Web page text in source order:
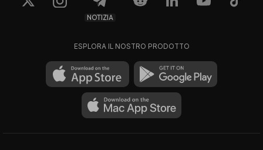
NOTIZIA
ESPLORA IL NOSTRO PRODOTTO